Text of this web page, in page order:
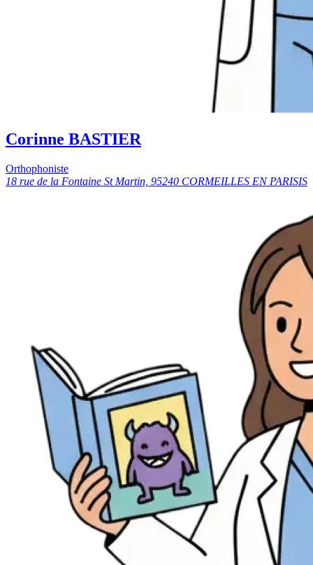
Corinne BASTIER
Orthophoniste
18 rue de la Fontaine St Martin, 95240 CORMEILLES EN PARISIS